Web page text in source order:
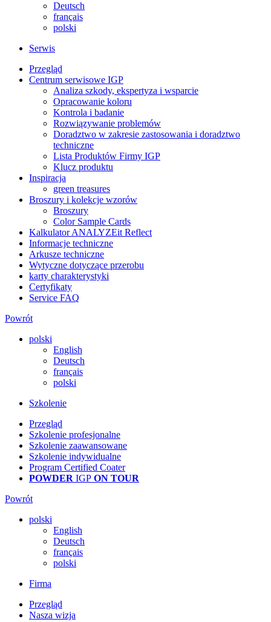
Deutsch
français
polski
Serwis
Przegląd
Centrum serwisowe IGP
Analiza szkody, ekspertyza i wsparcie
Opracowanie koloru
Kontrola i badanie
Rozwiązywanie problemów
Doradztwo w zakresie zastosowania i doradztwo
techniczne
Lista Produktów Firmy IGP
Klucz produktu
Inspiracja
green treasures
Broszury i kolekcje wzorów
Broszury
Color Sample Cards
Kalkulator ANALYZEit Reflect
Informacje techniczne
Arkusze techniczne
Wytyczne dotyczące przerobu
karty charakterystyki
Certyfikaty
Service FAQ
Powrót
polski
English
Deutsch
français
polski
Szkolenie
Przegląd
Szkolenie profesjonalne
Szkolenie zaawansowane
Szkolenie indywidualne
Program Certified Coater
POWDER IGP ON TOUR
Powrót
polski
English
Deutsch
français
polski
Firma
Przegląd
Nasza wizja